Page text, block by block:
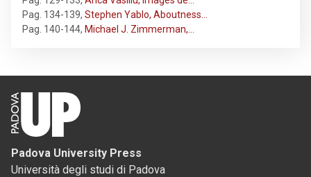
Pag. 134-139, Stephen Yablo, Aboutness…
Pag. 140-144, Michael J. Zimmerman,…
Padova University Press
Università degli studi di Padova